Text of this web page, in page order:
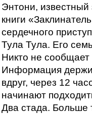
Энтони,
книги
сердечного
Тула Тула. Его
Никто не сообщает
Информация
вдруг, через 12
начинают
Два стада. Больше